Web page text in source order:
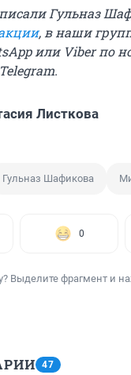
Гульназ
, в наши
или Viber по
.
Листкова
Гульназ Шафикова
0
Выделите фрагмент и
47